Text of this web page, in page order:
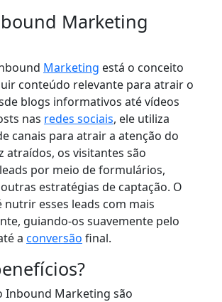
Marketing
Marketing está o conceito
conteúdo relevante para atrair o
blogs informativos até vídeos
nas redes sociais, ele utiliza
canais para atrair a atenção do
atraídos, os visitantes são
por meio de formulários,
estratégias de captação. O
nutrir esses leads com mais
guiando-os suavemente pelo
a conversão final.
Inbound Marketing são